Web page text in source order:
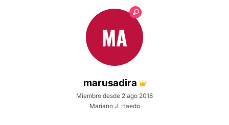
MA
marusadira
Miembro desde 2 ago 2018
Mariano J. Haedo